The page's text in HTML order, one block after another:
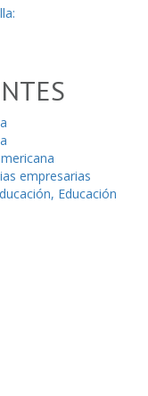
empresarias
Educación